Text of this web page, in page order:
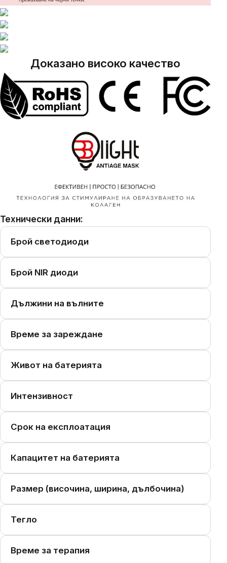
Доказано високо качество
Технически данни:
Брой светодиоди
Брой NIR диоди
Дължини на вълните
Време за зареждане
Живот на батерията
Интензивност
Срок на експлоатация
Капацитет на батерията
Размер (височина, ширина, дълбочина)
Тегло
Време за терапия